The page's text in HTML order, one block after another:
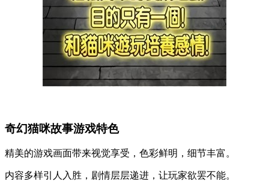
奇幻猫咪故事游戏特色
精美的游戏画面带来视觉享受，色彩鲜明，细节丰富。
内容多样引人入胜，剧情层层递进，让玩家欲罢不能。